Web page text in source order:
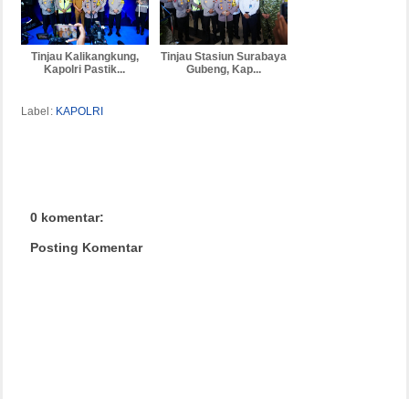
Tinjau Kalikangkung,
Kapolri Pastik...
Tinjau Stasiun Surabaya
Gubeng, Kap...
Label: KAPOLRI
0 komentar:
Posting Komentar